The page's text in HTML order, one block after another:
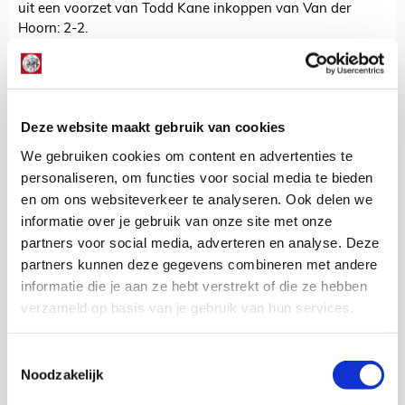
Deze website maakt gebruik van cookies
We gebruiken cookies om content en advertenties te
personaliseren, om functies voor social media te bieden
en om ons websiteverkeer te analyseren. Ook delen we
informatie over je gebruik van onze site met onze
partners voor social media, adverteren en analyse. Deze
partners kunnen deze gegevens combineren met andere
informatie die je aan ze hebt verstrekt of die ze hebben
verzameld op basis van je gebruik van hun services.
Noodzakelijk
uit een voorzet van Todd Kane inkoppen van Van der
Hoorn: 2-2.
In een open slotfase redde Cillessen nog knap op een
schot van Joey Sleegers, werd Ajax naar voren
gevaarlijk. Alleen een schot van invaller Viktor Fischer, uit
de draai, bezorgde Jones nog wat problemen. In de
allerlaatste seconden zag Klaassen, na goed doorzetten
van Gudelj, een schot nog geblokt worden.
En zo eindigde de dag die de koppositie moest opleveren
in een flinke sof. En dus moet Ajax volgende week winnen
in Eindhoven.
De Redactie